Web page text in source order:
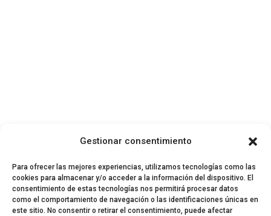
Gestionar consentimiento
Para ofrecer las mejores experiencias, utilizamos tecnologías como las
cookies para almacenar y/o acceder a la información del dispositivo. El
consentimiento de estas tecnologías nos permitirá procesar datos
como el comportamiento de navegación o las identificaciones únicas en
este sitio. No consentir o retirar el consentimiento, puede afectar